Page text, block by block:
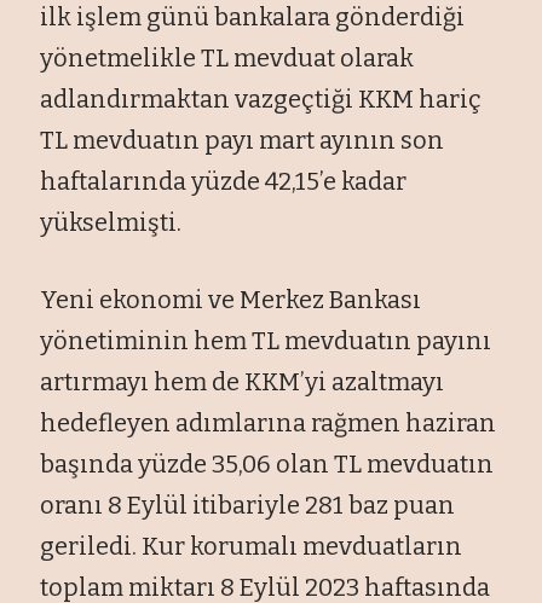
ilk işlem günü bankalara gönderdiği
yönetmelikle TL mevduat olarak
adlandırmaktan vazgeçtiği KKM hariç
TL mevduatın payı mart ayının son
haftalarında yüzde 42,15’e kadar
yükselmişti.
Yeni ekonomi ve Merkez Bankası
yönetiminin hem TL mevduatın payını
artırmayı hem de KKM’yi azaltmayı
hedefleyen adımlarına rağmen haziran
başında yüzde 35,06 olan TL mevduatın
oranı 8 Eylül itibariyle 281 baz puan
geriledi. Kur korumalı mevduatların
toplam miktarı 8 Eylül 2023 haftasında